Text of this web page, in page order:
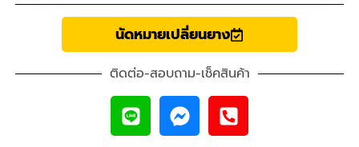
นัดหมายเปลี่ยนยาง
ติดต่อ-สอบถาม-เช็คสินค้า